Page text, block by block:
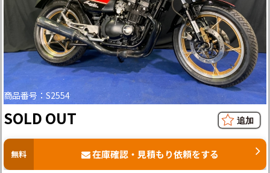
商品番号：S2554
SOLD OUT
無料 在庫確認・見積もり依頼をする